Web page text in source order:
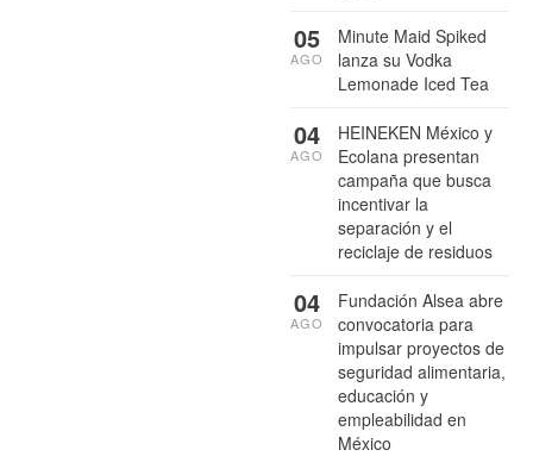
Minute Maid Spiked
lanza su Vodka
Lemonade Iced Tea
05
AGO
HEINEKEN México y
Ecolana presentan
campaña que busca
incentivar la
separación y el
reciclaje de residuos
04
AGO
Fundación Alsea abre
convocatoria para
impulsar proyectos de
seguridad alimentaria,
educación y
empleabilidad en
México
04
AGO